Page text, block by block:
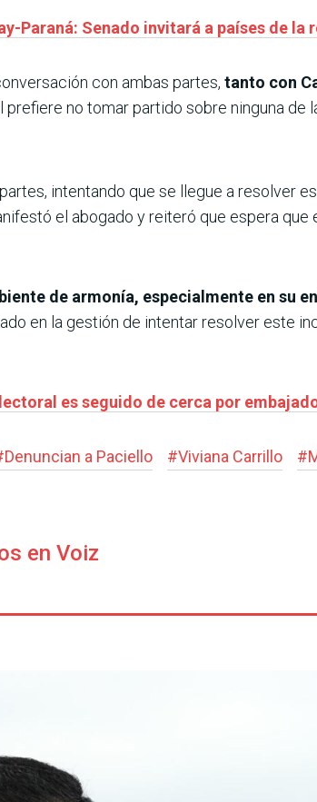
Paraná: Senado invitará a países de la
con ambas partes, tanto con
no tomar partido sobre ninguna de
intentando que se llegue a resolver
el abogado y reiteró que espera
de armonía, especialmente en su
en la gestión de intentar resolver este
es seguido de cerca por
Denuncian a Paciello #Viviana Carrillo #
en Voiz